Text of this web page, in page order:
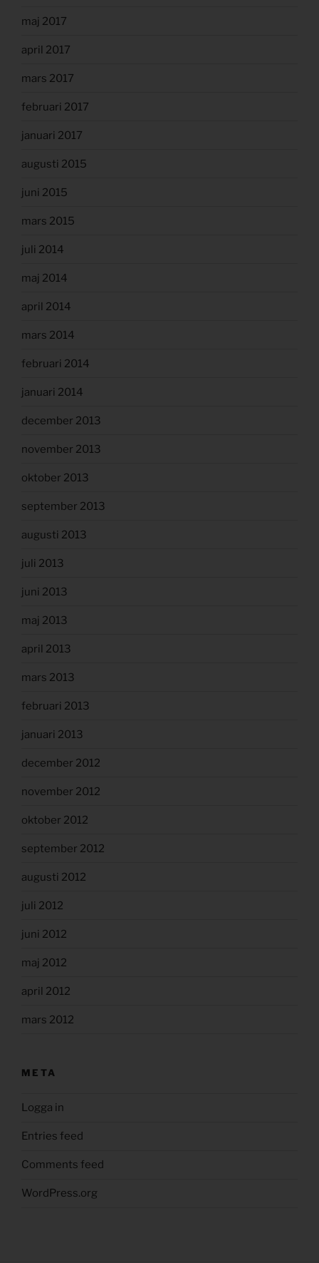
maj 2017
april 2017
mars 2017
februari 2017
januari 2017
augusti 2015
juni 2015
mars 2015
juli 2014
maj 2014
april 2014
mars 2014
februari 2014
januari 2014
december 2013
november 2013
oktober 2013
september 2013
augusti 2013
juli 2013
juni 2013
maj 2013
april 2013
mars 2013
februari 2013
januari 2013
december 2012
november 2012
oktober 2012
september 2012
augusti 2012
juli 2012
juni 2012
maj 2012
april 2012
mars 2012
META
Logga in
Entries feed
Comments feed
WordPress.org